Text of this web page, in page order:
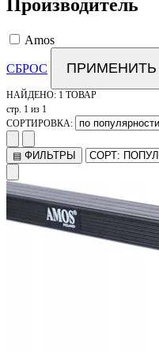
Производитель
Amos
СБРОС ПРИМЕНИТЬ
НАЙДЕНО: 1 ТОВАР
стр. 1 из 1
СОРТИРОВКА:
▤ ФИЛЬТРЫ